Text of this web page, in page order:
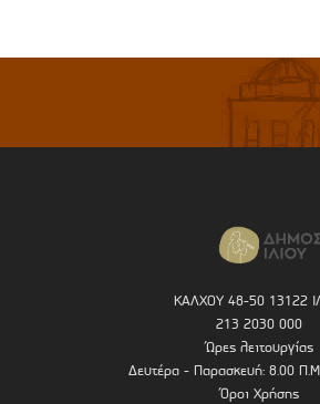
ΚΑΛΧΟΥ 48-50 13122
213 2030 000
Ώρες λειτουργίας
Δευτέρα - Παρασκευή: 8.00
Όροι Χρήσης